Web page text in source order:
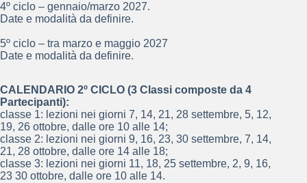
4º ciclo – gennaio/marzo 2027.
Date e modalità da definire.
5º ciclo – tra marzo e maggio 2027
Date e modalità da definire.
CALENDARIO 2º CICLO (3 Classi composte da 4
Partecipanti):
classe 1: lezioni nei giorni 7, 14, 21, 28 settembre, 5, 12,
19, 26 ottobre, dalle ore 10 alle 14;
classe 2: lezioni nei giorni 9, 16, 23, 30 settembre, 7, 14,
21, 28 ottobre, dalle ore 14 alle 18;
classe 3: lezioni nei giorni 11, 18, 25 settembre, 2, 9, 16,
23 30 ottobre, dalle ore 10 alle 14.